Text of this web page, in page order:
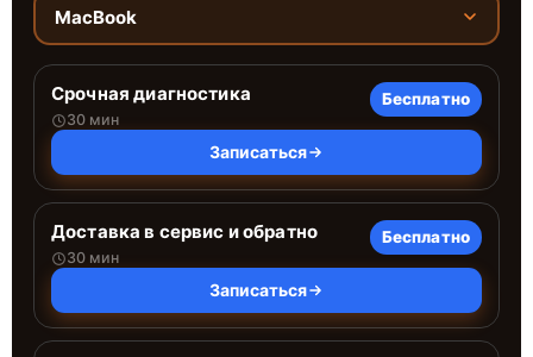
MacBook
Срочная диагностика
30 мин
Бесплатно
Записаться
Доставка в сервис и обратно
30 мин
Бесплатно
Записаться